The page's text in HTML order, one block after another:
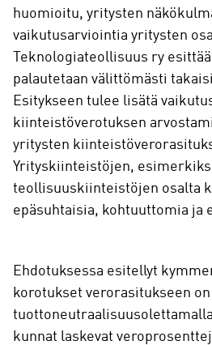
huomioitu, yritysten
vaikutusarviointia yritysten
Teknologiateollisuus ry
palautetaan välittömästi
Esitykseen tulee lisätä
kiinteistöverotuksen
yritysten
Yrityskiinteistöjen,
teollisuuskiinteistöjen osalta
epäsuhtaisia, kohtuuttomia ja
Ehdotuksessa esitellyt
korotukset verorasitukseen
kunnat laskevat